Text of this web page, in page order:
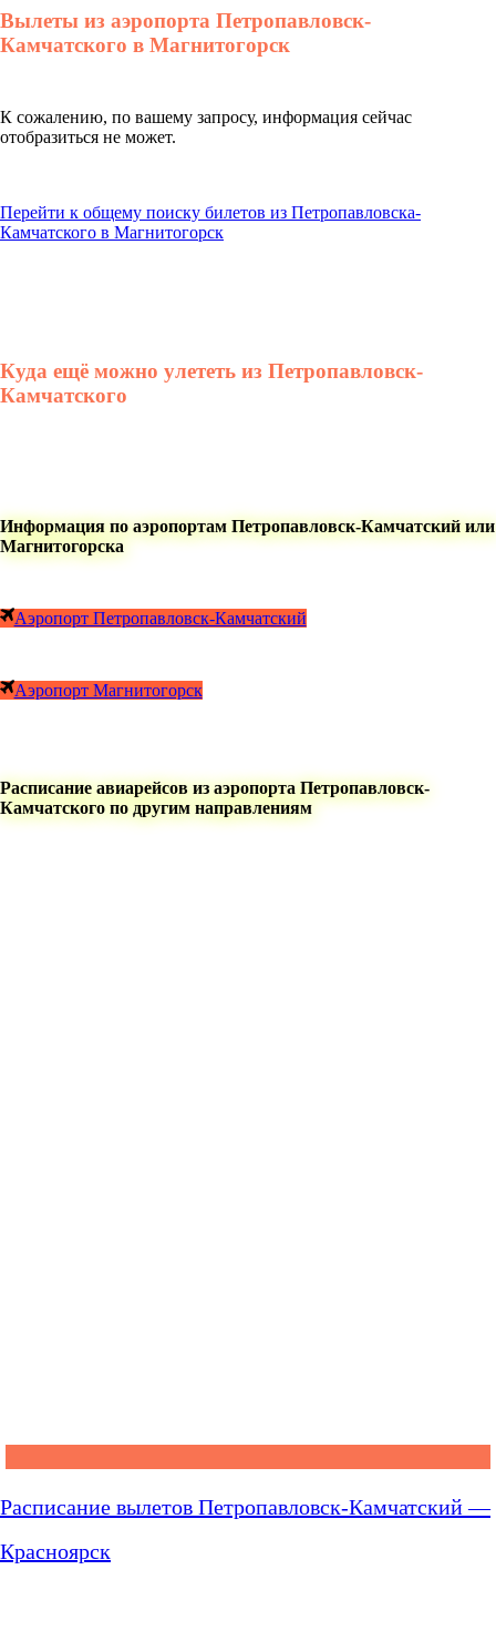
Вылеты из аэропорта Петропавловск-
Камчатского в Магнитогорск
К сожалению, по вашему запросу, информация сейчас
отобразиться не может.
Перейти к общему поиску билетов из Петропавловска-
Камчатского в Магнитогорск
Куда ещё можно улететь из Петропавловск-
Камчатского
Информация по аэропортам Петропавловск-Камчатский или
Магнитогорска
Аэропорт Петропавловск-Камчатский
Аэропорт Магнитогорск
Расписание авиарейсов из аэропорта Петропавловск-
Камчатского по другим направлениям
Расписание вылетов Петропавловск-Камчатский —
Красноярск